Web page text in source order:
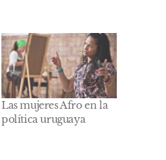
Las mujeres Afro en la
política uruguaya